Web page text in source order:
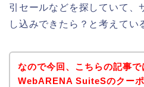
引セールなどを探していて、
し込みできたら？と考えてい
なので今回、こちらの記事で
WebARENA SuiteSのクー